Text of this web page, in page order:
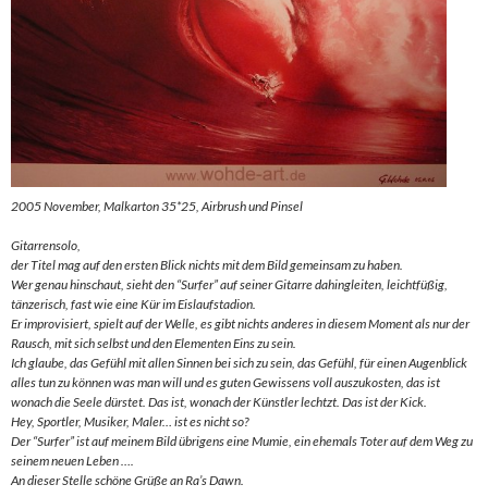
2005 November, Malkarton 35*25, Airbrush und Pinsel
Gitarrensolo,
der Titel mag auf den ersten Blick nichts mit dem Bild gemeinsam zu haben.
Wer genau hinschaut, sieht den “Surfer” auf seiner Gitarre dahingleiten, leichtfüßig,
tänzerisch, fast wie eine Kür im Eislaufstadion.
Er improvisiert, spielt auf der Welle, es gibt nichts anderes in diesem Moment als nur der
Rausch, mit sich selbst und den Elementen Eins zu sein.
Ich glaube, das Gefühl mit allen Sinnen bei sich zu sein, das Gefühl, für einen Augenblick
alles tun zu können was man will und es guten Gewissens voll auszukosten, das ist
wonach die Seele dürstet. Das ist, wonach der Künstler lechtzt. Das ist der Kick.
Hey, Sportler, Musiker, Maler… ist es nicht so?
Der “Surfer” ist auf meinem Bild übrigens eine Mumie, ein ehemals Toter auf dem Weg zu
seinem neuen Leben ….
An dieser Stelle schöne Grüße an Ra’s Dawn.